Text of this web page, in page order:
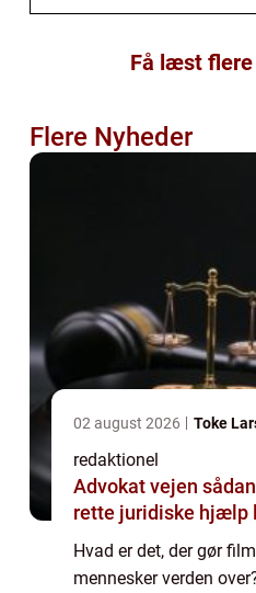
Få læst
Flere Nyheder
02 august 2026 Toke
redaktionel
Advokat vejen sådan finder du den
rette juridiske hjælp
Hvad er det, der gør
mennesker verden